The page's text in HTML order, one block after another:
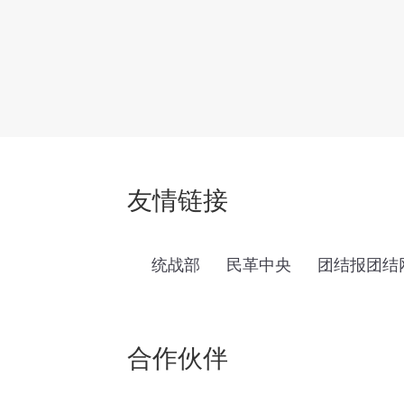
友情链接
统战部 民革中央 团结报团结
合作伙伴